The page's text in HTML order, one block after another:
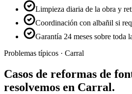
Limpieza diaria de la obra y
Coordinación con albañil si
Garantía 24 meses sobre toda
Problemas típicos · Carral
Casos de reformas de
resolvemos en Carral.